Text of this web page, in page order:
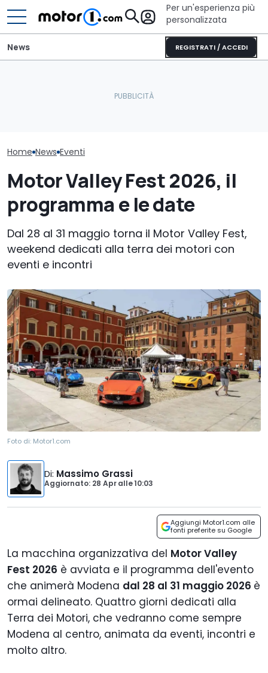
Per un'esperienza più
personalizzata
REGISTRATI / ACCEDI
News
Home News Eventi
Motor Valley Fest 2026, il
programma e le date
Dal 28 al 31 maggio torna il Motor Valley Fest,
weekend dedicati alla terra dei motori con
eventi e incontri
Foto di: Motor1.com
Di: Massimo Grassi
Aggiornato: 28 Apralle10:03
Aggiungi Motor1.com alle
fonti preferite su Google
La macchina organizzativa del Motor Valley
Fest 2026 è avviata e il programma dell'evento
che animerà Modena dal 28 al 31 maggio 2026 è
ormai delineato. Quattro giorni dedicati alla
Terra dei Motori, che vedranno come sempre
Modena al centro, animata da eventi, incontri e
molto altro.